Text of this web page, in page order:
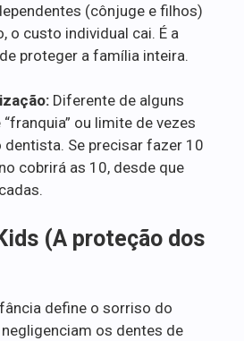
(cônjuge e filhos)
o custo individual cai. É a
proteger a família inteira.
Diferente de alguns
ou limite de vezes
dentista. Se precisar fazer 10
cobrirá as 10, desde que
(A proteção dos
define o sorriso do
os dentes de